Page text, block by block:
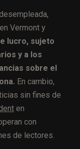
Vermont y
lucro, sujeto
y a los
sobre el
En cambio,
sin fines de
en
con
de lectores.